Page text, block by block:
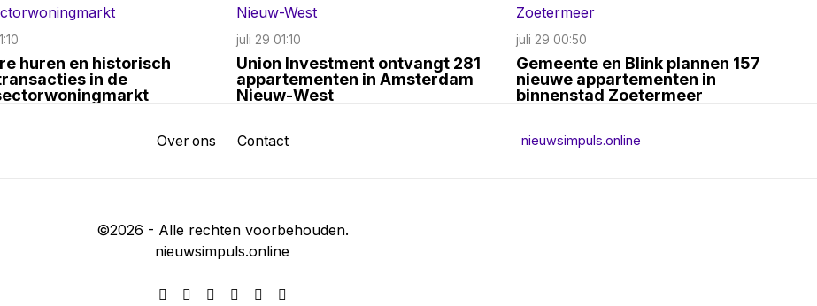
huren en historisch
in de
juli 29 01:10
Union Investment ontvangt 281
appartementen in Amsterdam
Nieuw-West
juli 29 00:50
Gemeente en Blink plannen 157
nieuwe appartementen in
binnenstad Zoetermeer
Over ons Contact nieuwsimpuls.online
©2026 - Alle rechten voorbehouden.
nieuwsimpuls.online